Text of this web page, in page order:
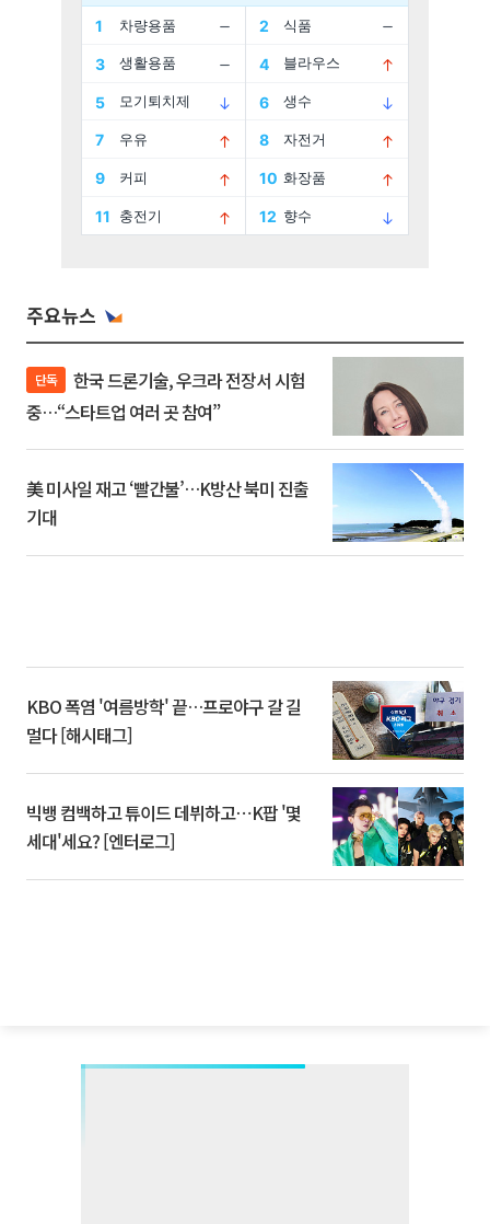
주요뉴스
단독
중…“스타트업 여러 곳 참여”
美 미사일 재고 ‘빨간불’…K방산 북미 진출
기대
KBO 폭염 '여름방학' 끝…프로야구 갈 길
멀다 [해시태그]
빅뱅 컴백하고 튜이드 데뷔하고⋯K팝 '몇
세대'세요? [엔터로그]